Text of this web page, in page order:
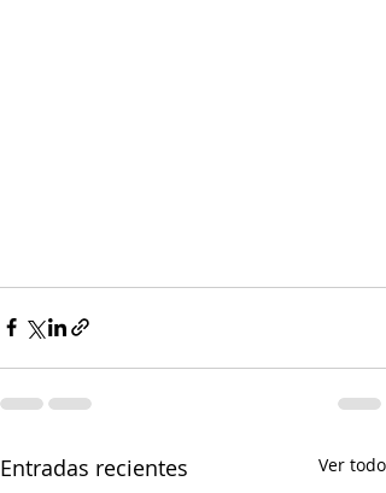
Entradas recientes Ver todo